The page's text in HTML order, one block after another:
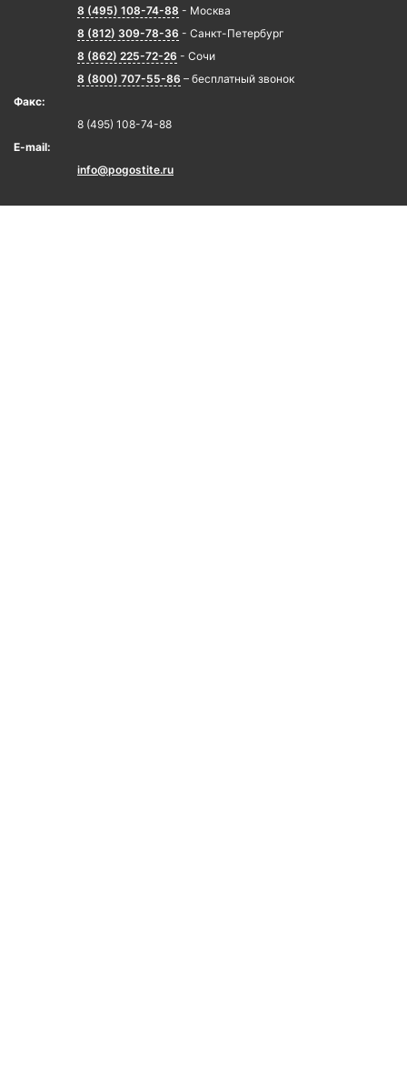
8 (495) 108-74-88 - Москва
8 (812) 309-78-36 - Санкт-Петербург
8 (862) 225-72-26 - Сочи
8 (800) 707-55-86 – бесплатный звонок
Факс:
8 (495) 108-74-88
E-mail:
info@pogostite.ru